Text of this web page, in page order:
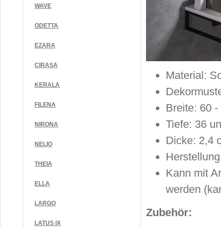
WAVE
ODETTA
EZARA
CIRASA
KERALA
FILENA
NIRONA
NELIO
THEIA
ELLA
LARGO
LATUS IX
Material:
Breite: 60
Tiefe: 36
Dicke: 2,4
Kann mit
werden
Zubehör: